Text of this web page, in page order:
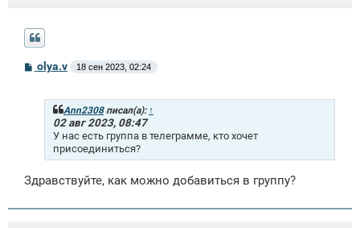
С
о
olya.v 18 сен 2023, 02:24
Ann2308писал(а): ↑
02 авг 2023, 08:47
У нас есть группа в телеграмме, кто хочет
присоединиться?
Здравствуйте, как можно добавиться в группу?